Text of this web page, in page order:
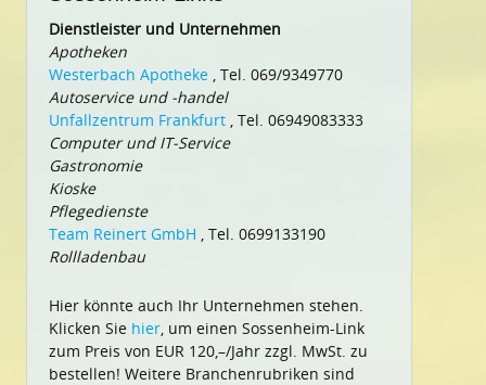
Dienstleister und Unternehmen
Apotheken
Westerbach Apotheke , Tel. 069/9349770
Autoservice und -handel
Unfallzentrum Frankfurt , Tel. 06949083333
Computer und IT-Service
Gastronomie
Kioske
Pflegedienste
Team Reinert GmbH , Tel. 0699133190
Rollladenbau
Hier könnte auch Ihr Unternehmen stehen.
Klicken Sie hier, um einen Sossenheim-Link
zum Preis von EUR 120,–/Jahr zzgl. MwSt. zu
bestellen! Weitere Branchenrubriken sind